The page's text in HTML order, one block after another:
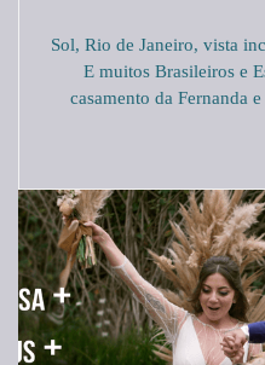
Sol, Rio de Janeiro, vista
E muitos Brasileiros e
casamento da Fernanda